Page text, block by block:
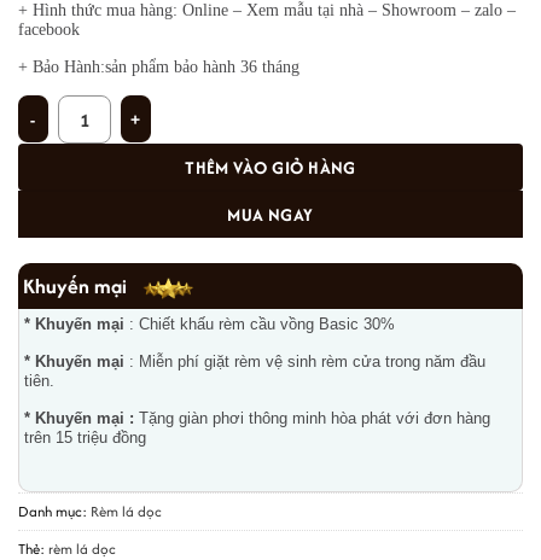
+ Hình thức mua hàng: Online – Xem mẫu tại nhà – Showroom – zalo –
facebook
+ Bảo Hành:sản phẩm bảo hành 36 tháng
Rèm lá dọc LD-23 số lượng
THÊM VÀO GIỎ HÀNG
MUA NGAY
Khuyến mại
* Khuyến mại : Chiết khấu rèm cầu vồng Basic 30%
* Khuyến mại : Miễn phí giặt rèm vệ sinh rèm cửa trong năm đầu
tiên.
* Khuyến mại : Tặng giàn phơi thông minh hòa phát với đơn hàng
trên 15 triệu đồng
Danh mục: Rèm lá dọc
Thẻ: rèm lá dọc